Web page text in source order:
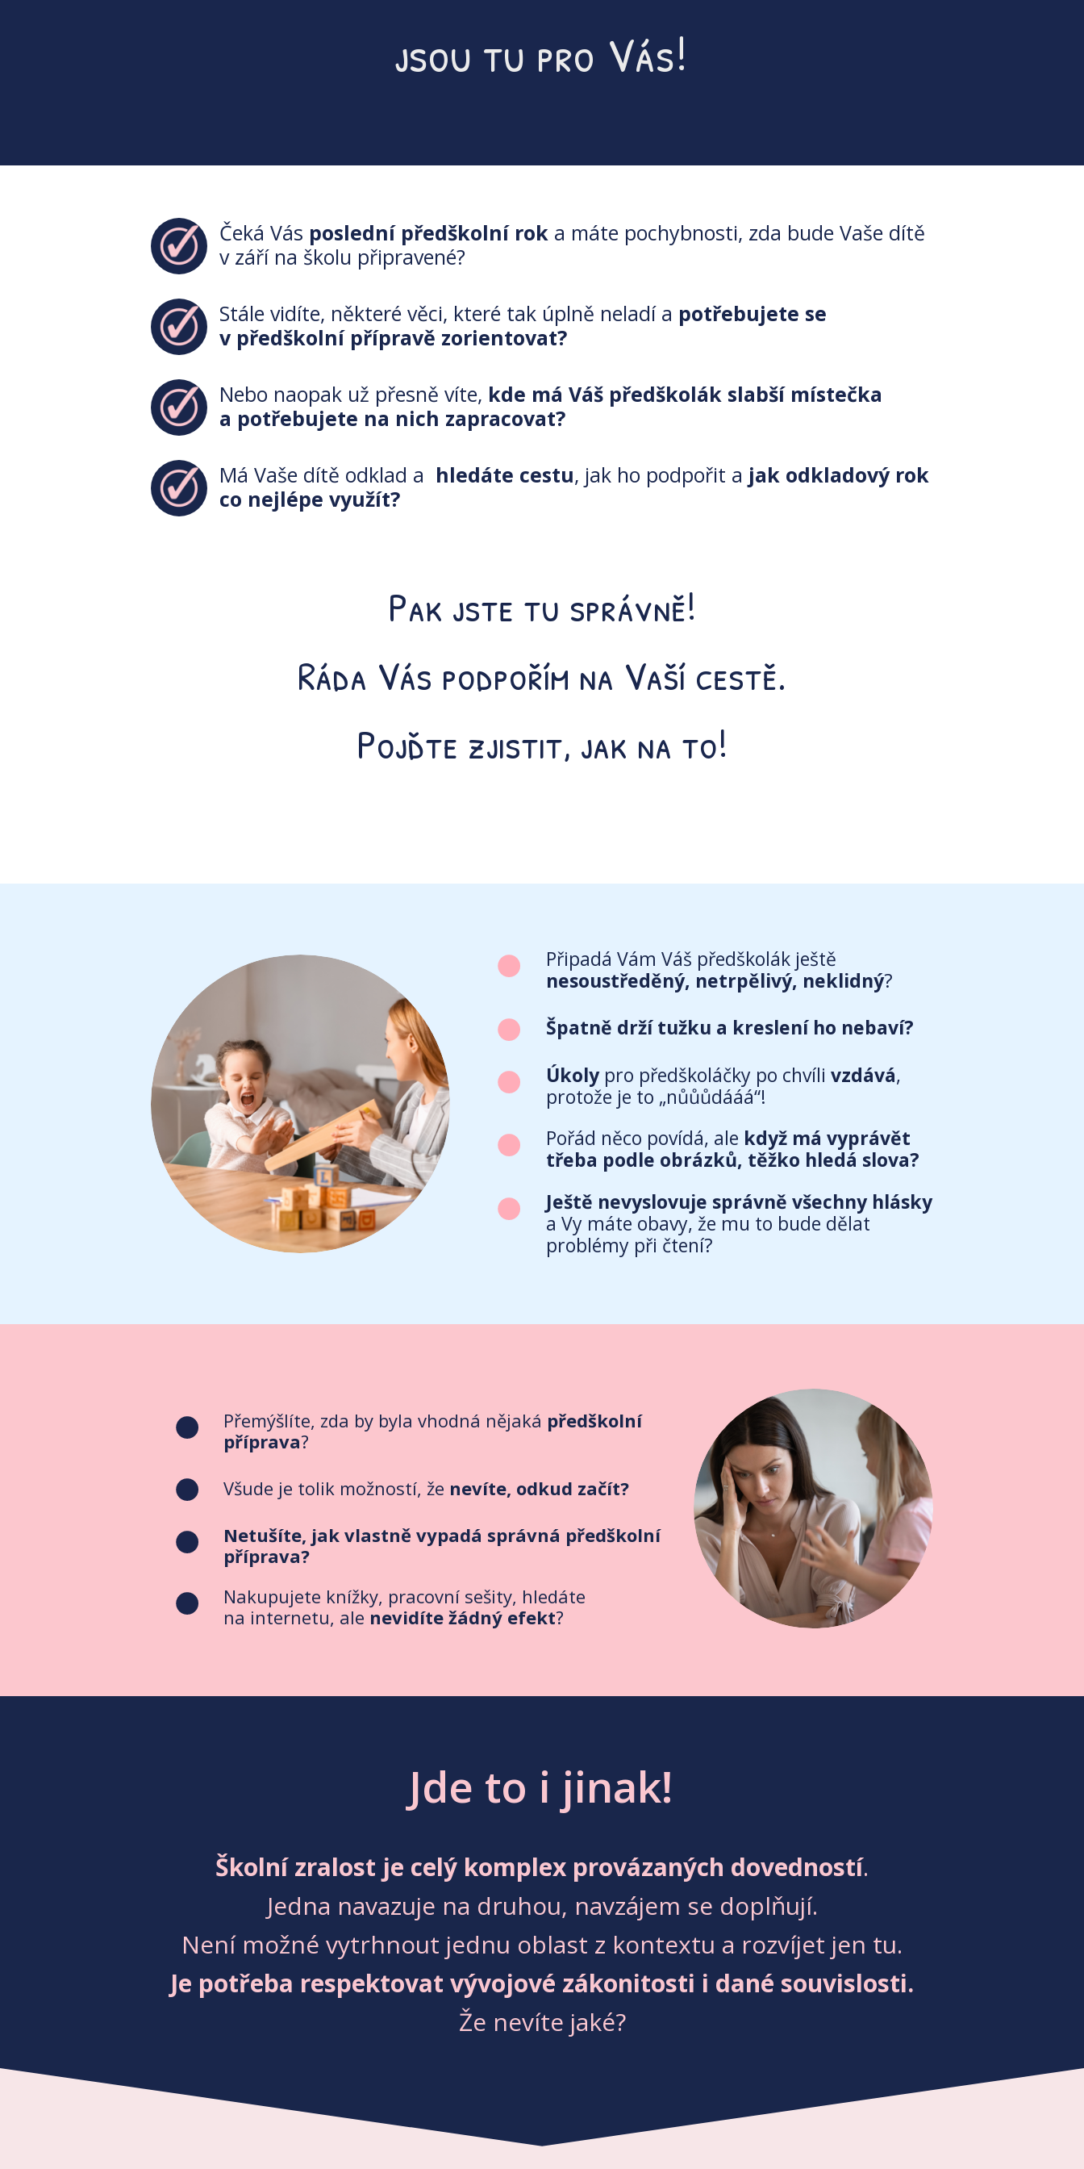
jsou tu pro Vás!
Čeká Vás poslední předškolní rok a máte pochybnosti, zda bude Vaše dítě
v září na školu připravené?
Stále vidíte, některé věci, které tak úplně neladí a potřebujete se
v předškolní přípravě zorientovat?
Nebo naopak už přesně víte, kde má Váš předškolák slabší místečka
a potřebujete na nich zapracovat?
Má Vaše dítě odklad a hledáte cestu, jak ho podpořit a jak odkladový rok
co nejlépe využít?
Pak jste tu správně!
Ráda Vás podpořím na Vaší cestě.
Pojďte zjistit, jak na to!
Připadá Vám Váš předškolák ještě
nesoustředěný, netrpělivý, neklidný?
Špatně drží tužku a kreslení ho nebaví?
Úkolypro předškoláčky po chvíli vzdává,
protože je to „nůůůdááá“!
Pořád něco povídá, ale když má vyprávět
třeba podle obrázků, těžko hledá slova?
Ještě nevyslovuje správně všechny hlásky
a Vy máte obavy, že mu to bude dělat
problémy při čtení?
Přemýšlíte, zda by byla vhodná nějaká předškolní
příprava?
Všude je tolik možností, že nevíte, odkud začít?
Netušíte, jak vlastně vypadá správná předškolní
příprava?
Nakupujete knížky, pracovní sešity, hledáte
na internetu, ale nevidíte žádný efekt?
Jde to i jinak!
Školní zralost je celý komplex provázaných dovedností.
Jedna navazuje na druhou, navzájem se doplňují.
Není možné vytrhnout jednu oblast z kontextu a rozvíjet jen tu.
Je potřeba respektovat vývojové zákonitosti i dané souvislosti.
Že nevíte jaké?